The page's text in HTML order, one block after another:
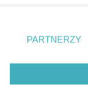
Gliwice
prywatności
. Niektóre
zgody
takiemu
zastosowania
PARTNERZY